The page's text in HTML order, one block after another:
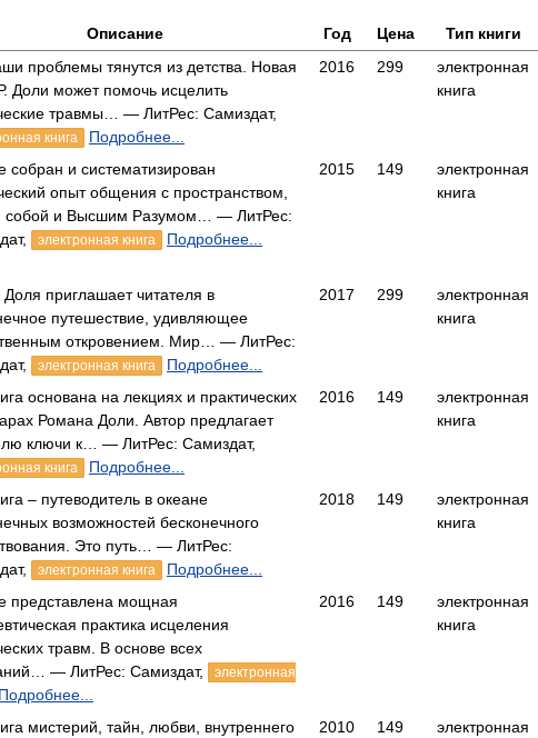
Описание Год Цена
Тип книги
проблемы тянутся из детства. Новая
Доли может помочь исцелить
травмы… — ЛитРес: Самиздат,
книга Подробнее...
2016 299
электронная
книга
собран и систематизирован
опыт общения с пространством,
собой и Высшим Разумом… — ЛитРес:
электронная книга Подробнее...
2015 149
электронная
книга
приглашает читателя в
путешествие, удивляющее
откровением. Мир… — ЛитРес:
электронная книга Подробнее...
2017 299
электронная
книга
основана на лекциях и практических
Романа Доли. Автор предлагает
ключи к… — ЛитРес: Самиздат,
книга Подробнее...
2016 149
электронная
книга
– путеводитель в океане
возможностей бесконечного
Это путь… — ЛитРес:
электронная книга Подробнее...
2018 149
электронная
книга
представлена мощная
практика исцеления
травм. В основе всех
— ЛитРес: Самиздат,
электронная
Подробнее...
2016 149
электронная
книга
мистерий, тайн, любви, внутреннего
2010 149
электронная